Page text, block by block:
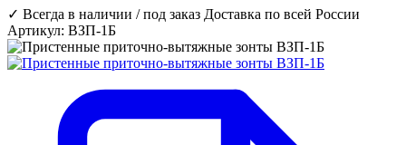
✓ Всегда в наличии / под заказ Доставка по всей России
Артикул: ВЗП-1Б